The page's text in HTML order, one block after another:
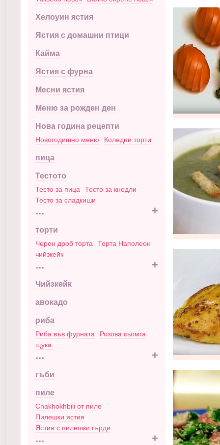
Хелоуин ястия
Ястия с домашни птици
Кайма
Ястия с фурна
Месни ястия
Меню за рожден ден
Нова година рецепти
Новогодишно меню Коледни торти
пица
Тестото
Тесто за пица
Тесто за кнедли
Тесто за сладкиши
... +
торти
Черен дроб торта
Торта Наполеон
чийзкейк
... +
Чийзкейк
авокадо
риба
Риба във фурната
Розова сьомга
щука
... +
гъби
пиле
Chakhokhbili от пиле
Пилешки ястия
Ястия с пилешки гърди
... +